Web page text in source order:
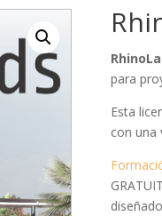
para
Esta
con una